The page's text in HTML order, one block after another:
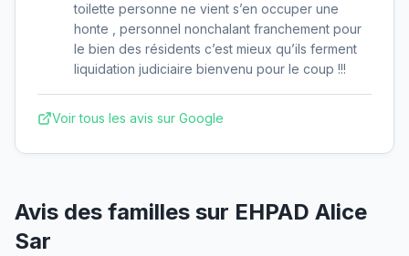
toilette personne ne vient s’en occuper une
honte , personnel nonchalant franchement pour
le bien des résidents c’est mieux qu’ils ferment
liquidation judiciaire bienvenu pour le coup !!!
Voir tous les avis sur Google
Avis des familles sur EHPAD Alice
Sar